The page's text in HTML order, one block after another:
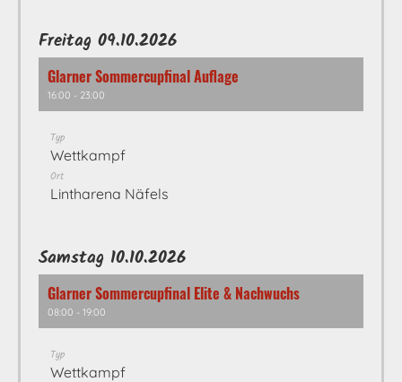
Freitag 09.10.2026
Glarner Sommercupfinal Auflage
16:00 - 23:00
Typ
Wettkampf
Ort
Lintharena Näfels
Samstag 10.10.2026
Glarner Sommercupfinal Elite & Nachwuchs
08:00 - 19:00
Typ
Wettkampf